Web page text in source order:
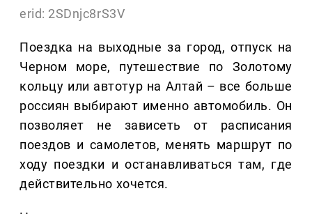
erid: 2SDnjc8rS3V
Поездка на выходные за город, отпуск на
Черном море, путешествие по Золотому
кольцу или автотур на Алтай – все больше
россиян выбирают именно автомобиль. Он
позволяет не зависеть от расписания
поездов и самолетов, менять маршрут по
ходу поездки и останавливаться там, где
действительно хочется.